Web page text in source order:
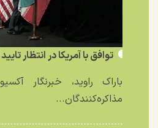
توافق با آمریکا در انتظار
باراک راوید، خبرنگار
مذاکره‌کنندگان...